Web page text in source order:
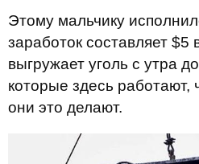
Этому мальчику
заработок составляет $5
выгружает уголь с утра
которые здесь работают,
они это делают.